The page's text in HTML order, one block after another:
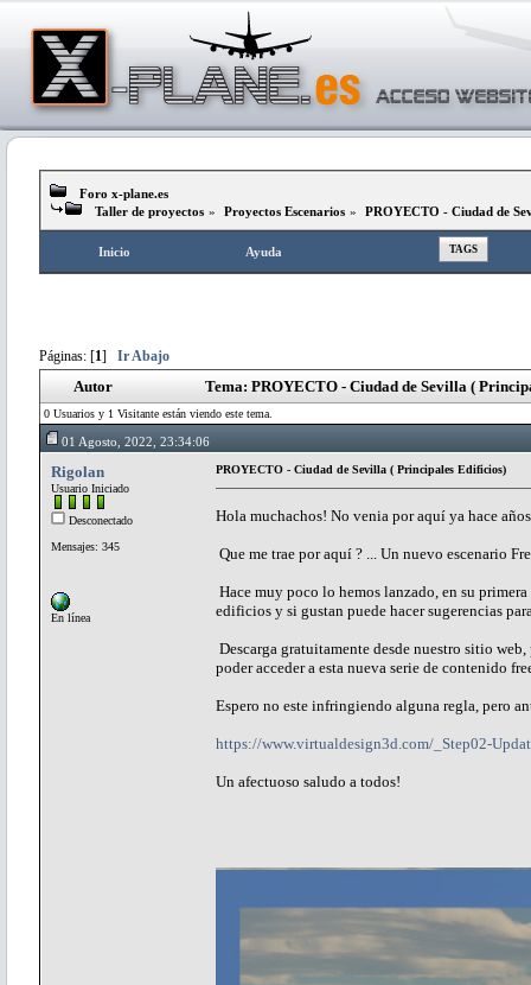
Foro x-plane.es
Taller de proyectos » Proyectos Escenarios » PROYECTO - Ciudad de
Inicio Ayuda TAGS
Páginas: [1] Ir Abajo
Autor Tema: PROYECTO - Ciudad de Sevilla (
0 Usuarios y 1 Visitante están viendo este tema.
01 Agosto, 2022, 23:34:06
Rigolan
Usuario Iniciado
Desconectado
Mensajes: 345
En línea
PROYECTO - Ciudad de Sevilla ( Principales Edificios)
Hola muchachos! No venia por aquí ya hace
Que me trae por aquí ? ... Un nuevo escenario
Hace muy poco lo hemos lanzado, en su
edificios y si gustan puede hacer sugerencias
Descarga gratuitamente desde nuestro sitio
poder acceder a esta nueva serie de contenido
Espero no este infringiendo alguna regla, pero
https://www.virtualdesign3d.com/_Step02-
Un afectuoso saludo a todos!